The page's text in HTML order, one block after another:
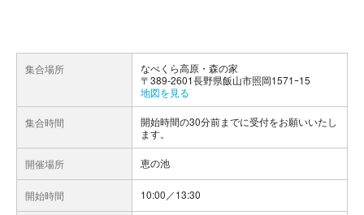
集合場所
なべくら高原・森の家
〒389-2601長野県飯山市照岡1571ｰ15
地図を見る
集合時間
開始時間の30分前までに受付をお願いいたし
ます。
開催場所 恵の池
開始時間 10:00／13:30